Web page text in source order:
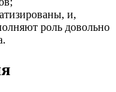
и,
роль довольно